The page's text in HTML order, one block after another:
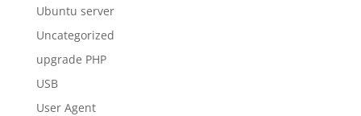
Ubuntu server
Uncategorized
upgrade PHP
USB
User Agent